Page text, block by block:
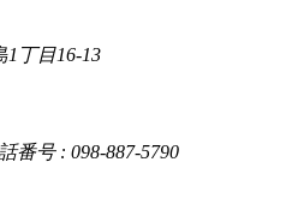
1丁目16-13
番号 : 098-887-5790